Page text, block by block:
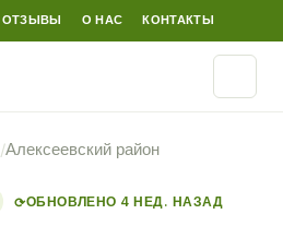
ОТЗЫВЫ О НАС КОНТАКТЫ
/Алексеевский район
⟳ОБНОВЛЕНО 4 НЕД. НАЗАД